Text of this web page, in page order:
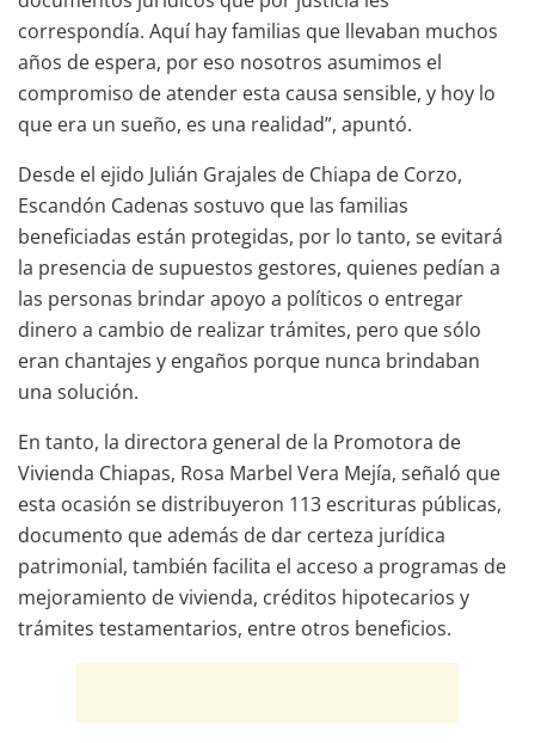
correspondía. Aquí hay familias que llevaban muchos
años de espera, por eso nosotros asumimos el
compromiso de atender esta causa sensible, y hoy lo
que era un sueño, es una realidad”, apuntó.
Desde el ejido Julián Grajales de Chiapa de Corzo,
Escandón Cadenas sostuvo que las familias
beneficiadas están protegidas, por lo tanto, se evitará
la presencia de supuestos gestores, quienes pedían a
las personas brindar apoyo a políticos o entregar
dinero a cambio de realizar trámites, pero que sólo
eran chantajes y engaños porque nunca brindaban
una solución.
En tanto, la directora general de la Promotora de
Vivienda Chiapas, Rosa Marbel Vera Mejía, señaló que
esta ocasión se distribuyeron 113 escrituras públicas,
documento que además de dar certeza jurídica
patrimonial, también facilita el acceso a programas de
mejoramiento de vivienda, créditos hipotecarios y
trámites testamentarios, entre otros beneficios.